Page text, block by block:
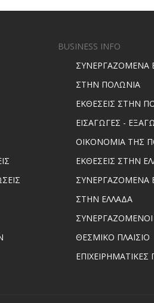
BUSINESS INFO
ΣΥΝΕΡΓΑΖΟΜΕΝΑ
ΣΤΗΝ ΠΟΛΩΝΙΑ
ΕΚΘΕΣΕΙΣ ΣΤΗΝ
ΕΙΣΑΓΩΓΕΣ -
ΟΙΚΟΝΟΜΙΑ ΤΗΣ
ΕΚΘΕΣΕΙΣ ΣΤΗΝ
ΣΥΝΕΡΓΑΖΟΜΕΝΑ
ΣΤΗΝ ΕΛΛΑΔΑ
ΣΥΝΕΡΓΑΖΟΜΕΝΟΙ
ΘΕΣΜΙΚΟ ΠΛΑΙΣΙΟ
ΕΠΙΧΕΙΡΗΜΑΤΙΚΕΣ